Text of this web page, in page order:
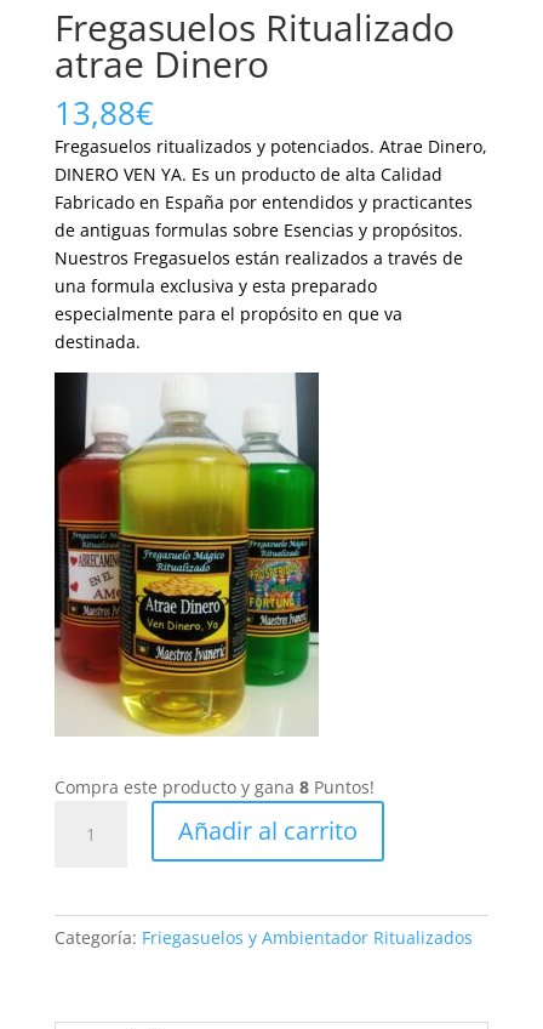
Fregasuelos Ritualizado
atrae Dinero
13,88€
Fregasuelos ritualizados y potenciados. Atrae Dinero,
DINERO VEN YA. Es un producto de alta Calidad
Fabricado en España por entendidos y practicantes
de antiguas formulas sobre Esencias y propósitos.
Nuestros Fregasuelos están realizados a través de
una formula exclusiva y esta preparado
especialmente para el propósito en que va
destinada.
Compra este producto y gana 8Puntos!
Ritualizado
cantidad
Añadir al carrito
Categoría: Friegasuelos y Ambientador Ritualizados